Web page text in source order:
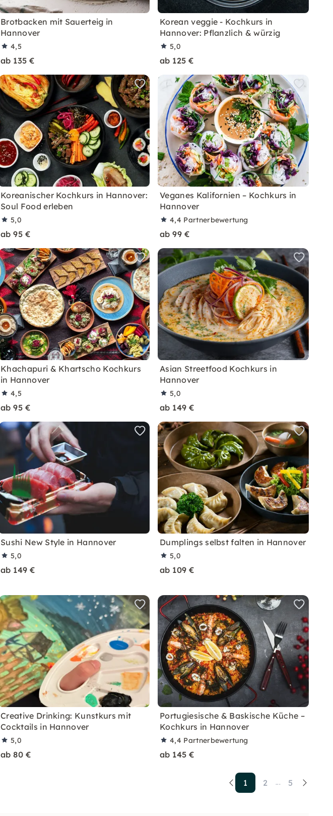
Brotbacken mit Sauerteig in
Hannover
4,5
ab 135 €
Korean veggie - Kochkurs in
Hannover: Pflanzlich & würzig
5,0
ab 125 €
Koreanischer Kochkurs in Hannover:
Soul Food erleben
5,0
ab 95 €
Veganes Kalifornien – Kochkurs in
Hannover
4,4 Partnerbewertung
ab 99 €
Khachapuri & Khartscho Kochkurs
in Hannover
4,5
ab 95 €
Asian Streetfood Kochkurs in
Hannover
5,0
ab 149 €
Sushi New Style in Hannover
5,0
ab 149 €
Dumplings selbst falten in Hannover
5,0
ab 109 €
Creative Drinking: Kunstkurs mit
Cocktails in Hannover
5,0
ab 80 €
Portugiesische & Baskische Küche –
Kochkurs in Hannover
4,4 Partnerbewertung
ab 145 €
1 2 ... 5